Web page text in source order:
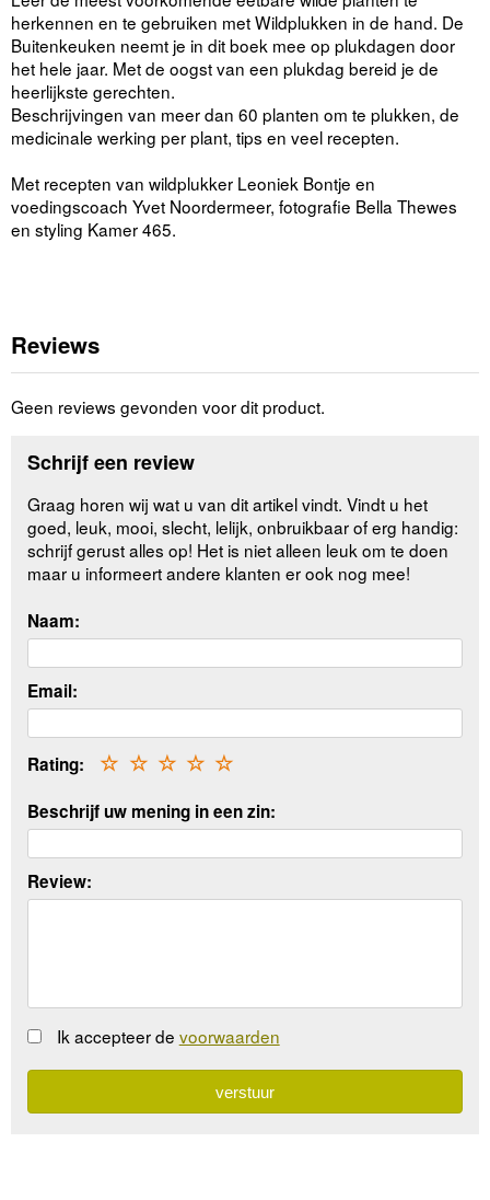
herkennen en te gebruiken met Wildplukken in de hand. De
Buitenkeuken neemt je in dit boek mee op plukdagen door
het hele jaar. Met de oogst van een plukdag bereid je de
heerlijkste gerechten.
Beschrijvingen van meer dan 60 planten om te plukken, de
medicinale werking per plant, tips en veel recepten.
Met recepten van wildplukker Leoniek Bontje en
voedingscoach Yvet Noordermeer, fotografie Bella Thewes
en styling Kamer 465.
Reviews
Geen reviews gevonden voor dit product.
Schrijf een review
Graag horen wij wat u van dit artikel vindt. Vindt u het
goed, leuk, mooi, slecht, lelijk, onbruikbaar of erg handig:
schrijf gerust alles op! Het is niet alleen leuk om te doen
maar u informeert andere klanten er ook nog mee!
Naam:
Email:
Rating: ☆
☆
☆
☆
☆
Beschrijf uw mening in een zin:
Review:
Ik accepteer de voorwaarden